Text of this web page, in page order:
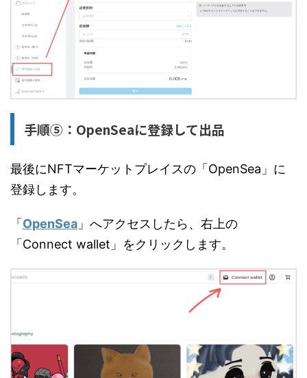
手順⑤：OpenSeaに登録して出品
最後にNFTマーケットプレイスの「OpenSea」に
登録します。
「OpenSea 」へアクセスしたら、右上の
「Connect wallet」をクリックします。